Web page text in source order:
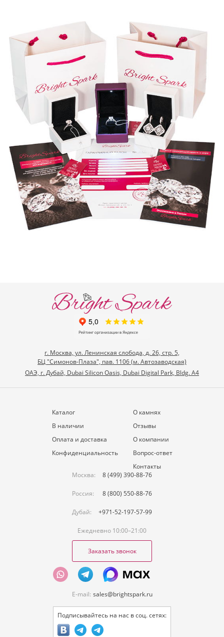
г. Москва, ул. Ленинская слобода, д. 26, стр. 5,
БЦ "Симонов-Плаза", пав. 1106 (м. Автозаводская)
ОАЭ, г. Дубай, Dubai Silicon Oasis, Dubai Digital Park, Bldg. A4
Каталог
В наличии
Оплата и доставка
Конфиденциальность
О камнях
Отзывы
О компании
Вопрос-ответ
Контакты
Москва:
8 (499) 390-88-76
Россия: 8 (800) 550-88-76
Дубай: +971-52-197-57-99
Ежедневно 10:00–21:00
Заказать звонок
E-mail: sales@brightspark.ru
Подписывайтесь на нас в соц. сетях: